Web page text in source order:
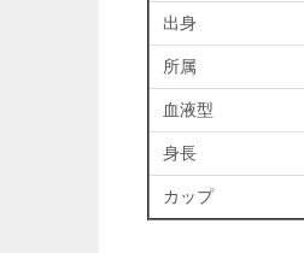
出身
所属
血液型
身長
カップ